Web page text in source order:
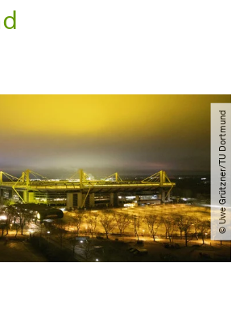
© Uwe Grützner​/​TU Dortmund